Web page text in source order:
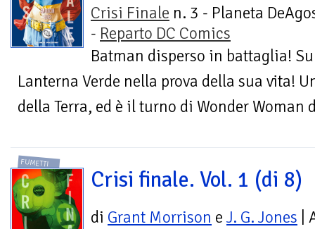
Crisi Finale n. 3 - Planeta
- Reparto DC Comics
Batman disperso in battaglia!
Lanterna Verde nella prova della sua vita!
della Terra, ed è il turno di Wonder
FUMETTI
Crisi finale. Vol. 1 (di 8)
di Grant Morrison e J. G. Jones |